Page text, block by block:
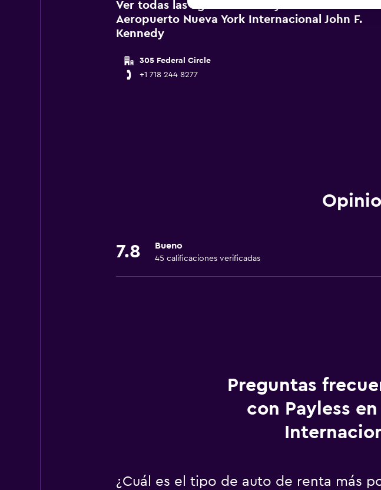
Ver todas las agencias de Payless cerca de
Aeropuerto Nueva York Internacional John F.
Kennedy
305 Federal Circle
+1 718 244 8277
7.8 Bueno
45 calificaciones verificadas
Preguntas
con Payless
¿Cuál es el tipo de auto de renta más